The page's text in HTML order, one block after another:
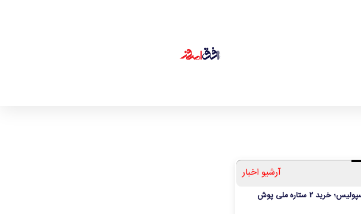
آرشیو اخبار
بمب شبانه پرسپولیس؛ خرید ۲ ستاره ملی پوش